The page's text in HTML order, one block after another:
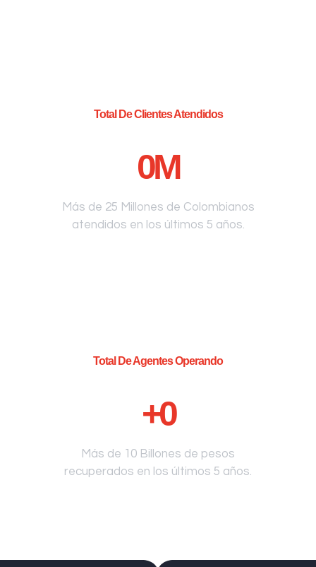
Total De Clientes Atendidos
0M
Más de 25 Millones de Colombianos
atendidos en los últimos 5 años.
Total De Agentes Operando
+0
Más de 10 Billones de pesos
recuperados en los últimos 5 años.